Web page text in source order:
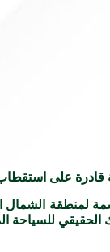
قادرة على
لمنطقة الشمال
الحقيقي للسياحة